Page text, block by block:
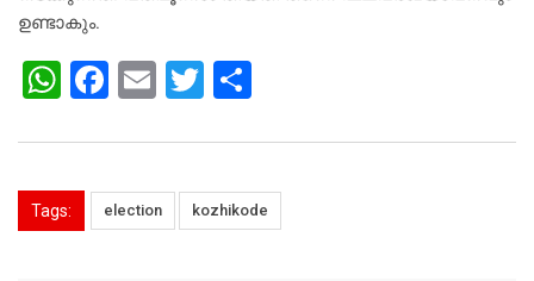
ഉണ്ടാകും.
W
at
s
A
F
c
e
b
E
ai
l
T
tt
er
ar
e
Tags: election kozhikode